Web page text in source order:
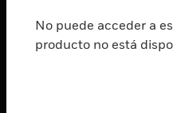
No puede acceder a
producto no está